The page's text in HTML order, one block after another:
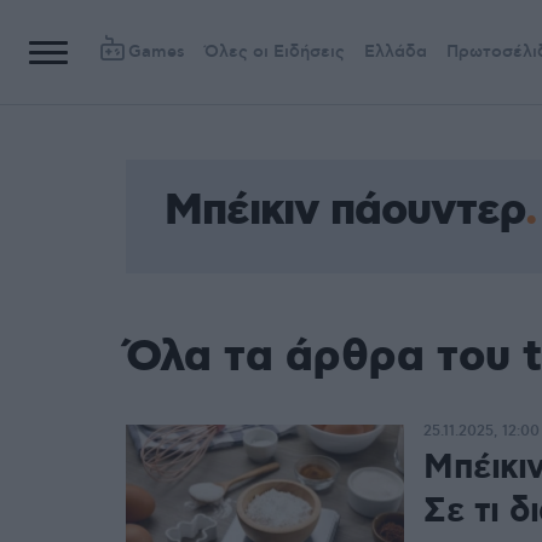
Games Όλες οι Ειδήσεις Ελλάδα
Μπέικιν πάουντερ
Όλα τα άρθρα του
Σε τι
25.11.2025, 12:00